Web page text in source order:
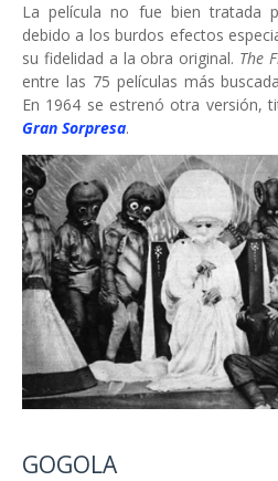
La película no fue bien tratada
debido a los burdos efectos
su fidelidad a la obra original. The
entre las 75 películas más
En 1964 se estrenó otra versión,
Gran Sorpresa.
GOGOLA